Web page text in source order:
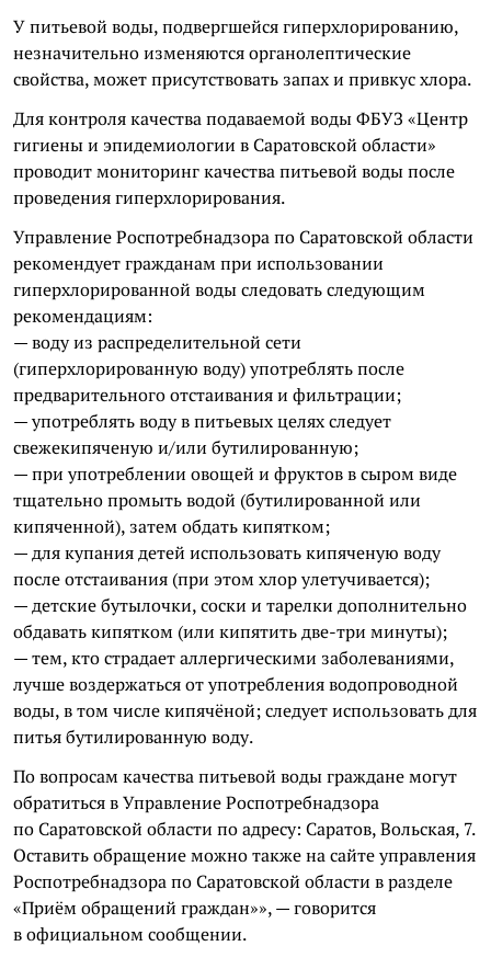
У питьевой воды, подвергшейся гиперхлорированию,
незначительно изменяются органолептические
свойства, может присутствовать запах и привкус хлора.
Для контроля качества подаваемой воды ФБУЗ «Центр
гигиены и эпидемиологии в Саратовской области»
проводит мониторинг качества питьевой воды после
проведения гиперхлорирования.
Управление Роспотребнадзора по Саратовской области
рекомендует гражданам при использовании
гиперхлорированной воды следовать следующим
рекомендациям:
— воду из распределительной сети
(гиперхлорированную воду) употреблять после
предварительного отстаивания и фильтрации;
— употреблять воду в питьевых целях следует
свежекипяченую и/или бутилированную;
— при употреблении овощей и фруктов в сыром виде
тщательно промыть водой (бутилированной или
кипяченной), затем обдать кипятком;
— для купания детей использовать кипяченую воду
после отстаивания (при этом хлор улетучивается);
— детские бутылочки, соски и тарелки дополнительно
обдавать кипятком (или кипятить две-три минуты);
— тем, кто страдает аллергическими заболеваниями,
лучше воздержаться от употребления водопроводной
воды, в том числе кипячёной; следует использовать для
питья бутилированную воду.
По вопросам качества питьевой воды граждане могут
обратиться в Управление Роспотребнадзора
по Саратовской области по адресу: Саратов, Вольская, 7.
Оставить обращение можно также на сайте управления
Роспотребнадзора по Саратовской области в разделе
«Приём обращений граждан»», — говорится
в официальном сообщении.